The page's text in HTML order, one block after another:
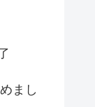
まし